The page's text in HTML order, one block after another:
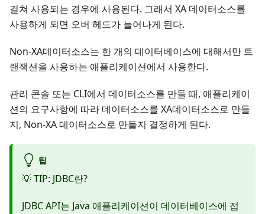
걸쳐 사용되는 경우에 사용된다. 그래서 XA 데이터소스를
사용하게 되면 오버 헤드가 늘어나게 된다.
Non-XA데이터소스는 한 개의 데이터베이스에 대해서만 트
랜잭션을 사용하는 애플리케이션에서 사용한다.
관리 콘솔 또는 CLI에서 데이터소스를 만들 때, 애플리케이
션의 요구사항에 따라 데이터소스를 XA데이터소스로 만들
지, Non-XA 데이터소스로 만들지 결정하게 된다.
팁
💡 TIP: JDBC란?
JDBC API는 Java 애플리케이션이 데이터베이스에 접